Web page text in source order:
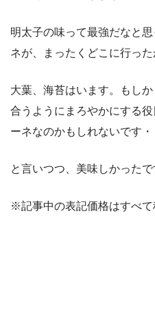
明太子の味って最強だなと
ネが、まったくどこに行った
大葉、海苔はいます。もし
合うようにまろやかにする
ーネなのかもしれないです・
と言いつつ、美味しかったで
※記事中の表記価格はすべて